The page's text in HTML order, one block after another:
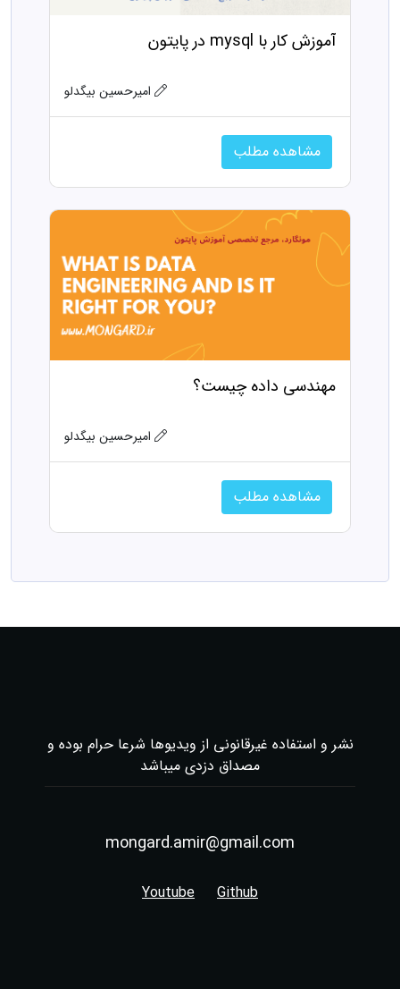
آموزش کار با mysql در پایتون
امیرحسین بیگدلو
مشاهده مطلب
مهندسی داده چیست؟
امیرحسین بیگدلو
مشاهده مطلب
نشر و استفاده غیرقانونی از ویدیوها شرعا حرام بوده و
مصداق دزدی میباشد
mongard.amir@gmail.com
Github
Youtube